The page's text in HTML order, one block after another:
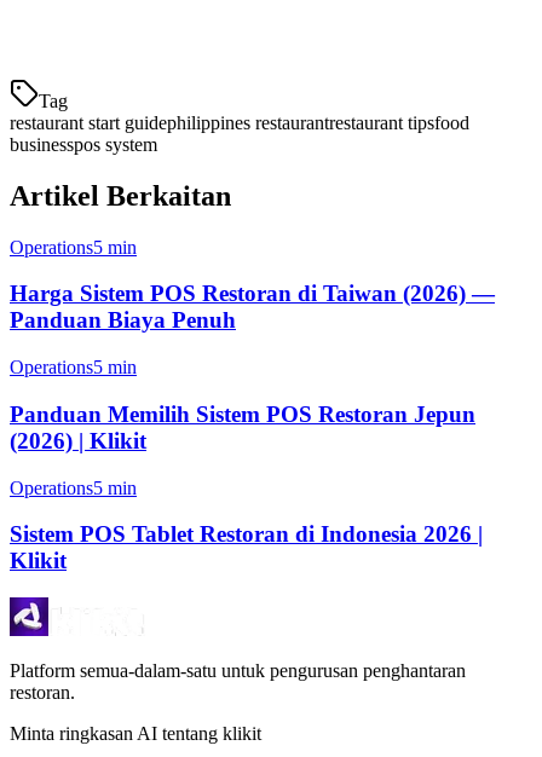
Tag
restaurant start guidephilippines restaurantrestaurant tipsfood
businesspos system
Artikel Berkaitan
Operations5 min
Harga Sistem POS Restoran di Taiwan (2026) —
Panduan Biaya Penuh
Operations5 min
Panduan Memilih Sistem POS Restoran Jepun
(2026) | Klikit
Operations5 min
Sistem POS Tablet Restoran di Indonesia 2026 |
Klikit
Platform semua-dalam-satu untuk pengurusan penghantaran
restoran.
Minta ringkasan AI tentang klikit